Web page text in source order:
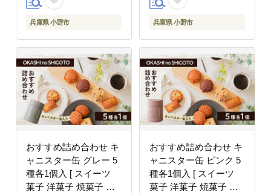
兵庫県 小野市 兵庫県 小野市
おすすめ詰め合わせ キ
ャニスター缶 グレー 5
種各1個入 [ スイーツ
菓子 洋菓子 焼菓子 マ
おすすめ詰め合わせ キ
ャニスター缶 ピンク 5
種各1個入 [ スイーツ
菓子 洋菓子 焼菓子 マ